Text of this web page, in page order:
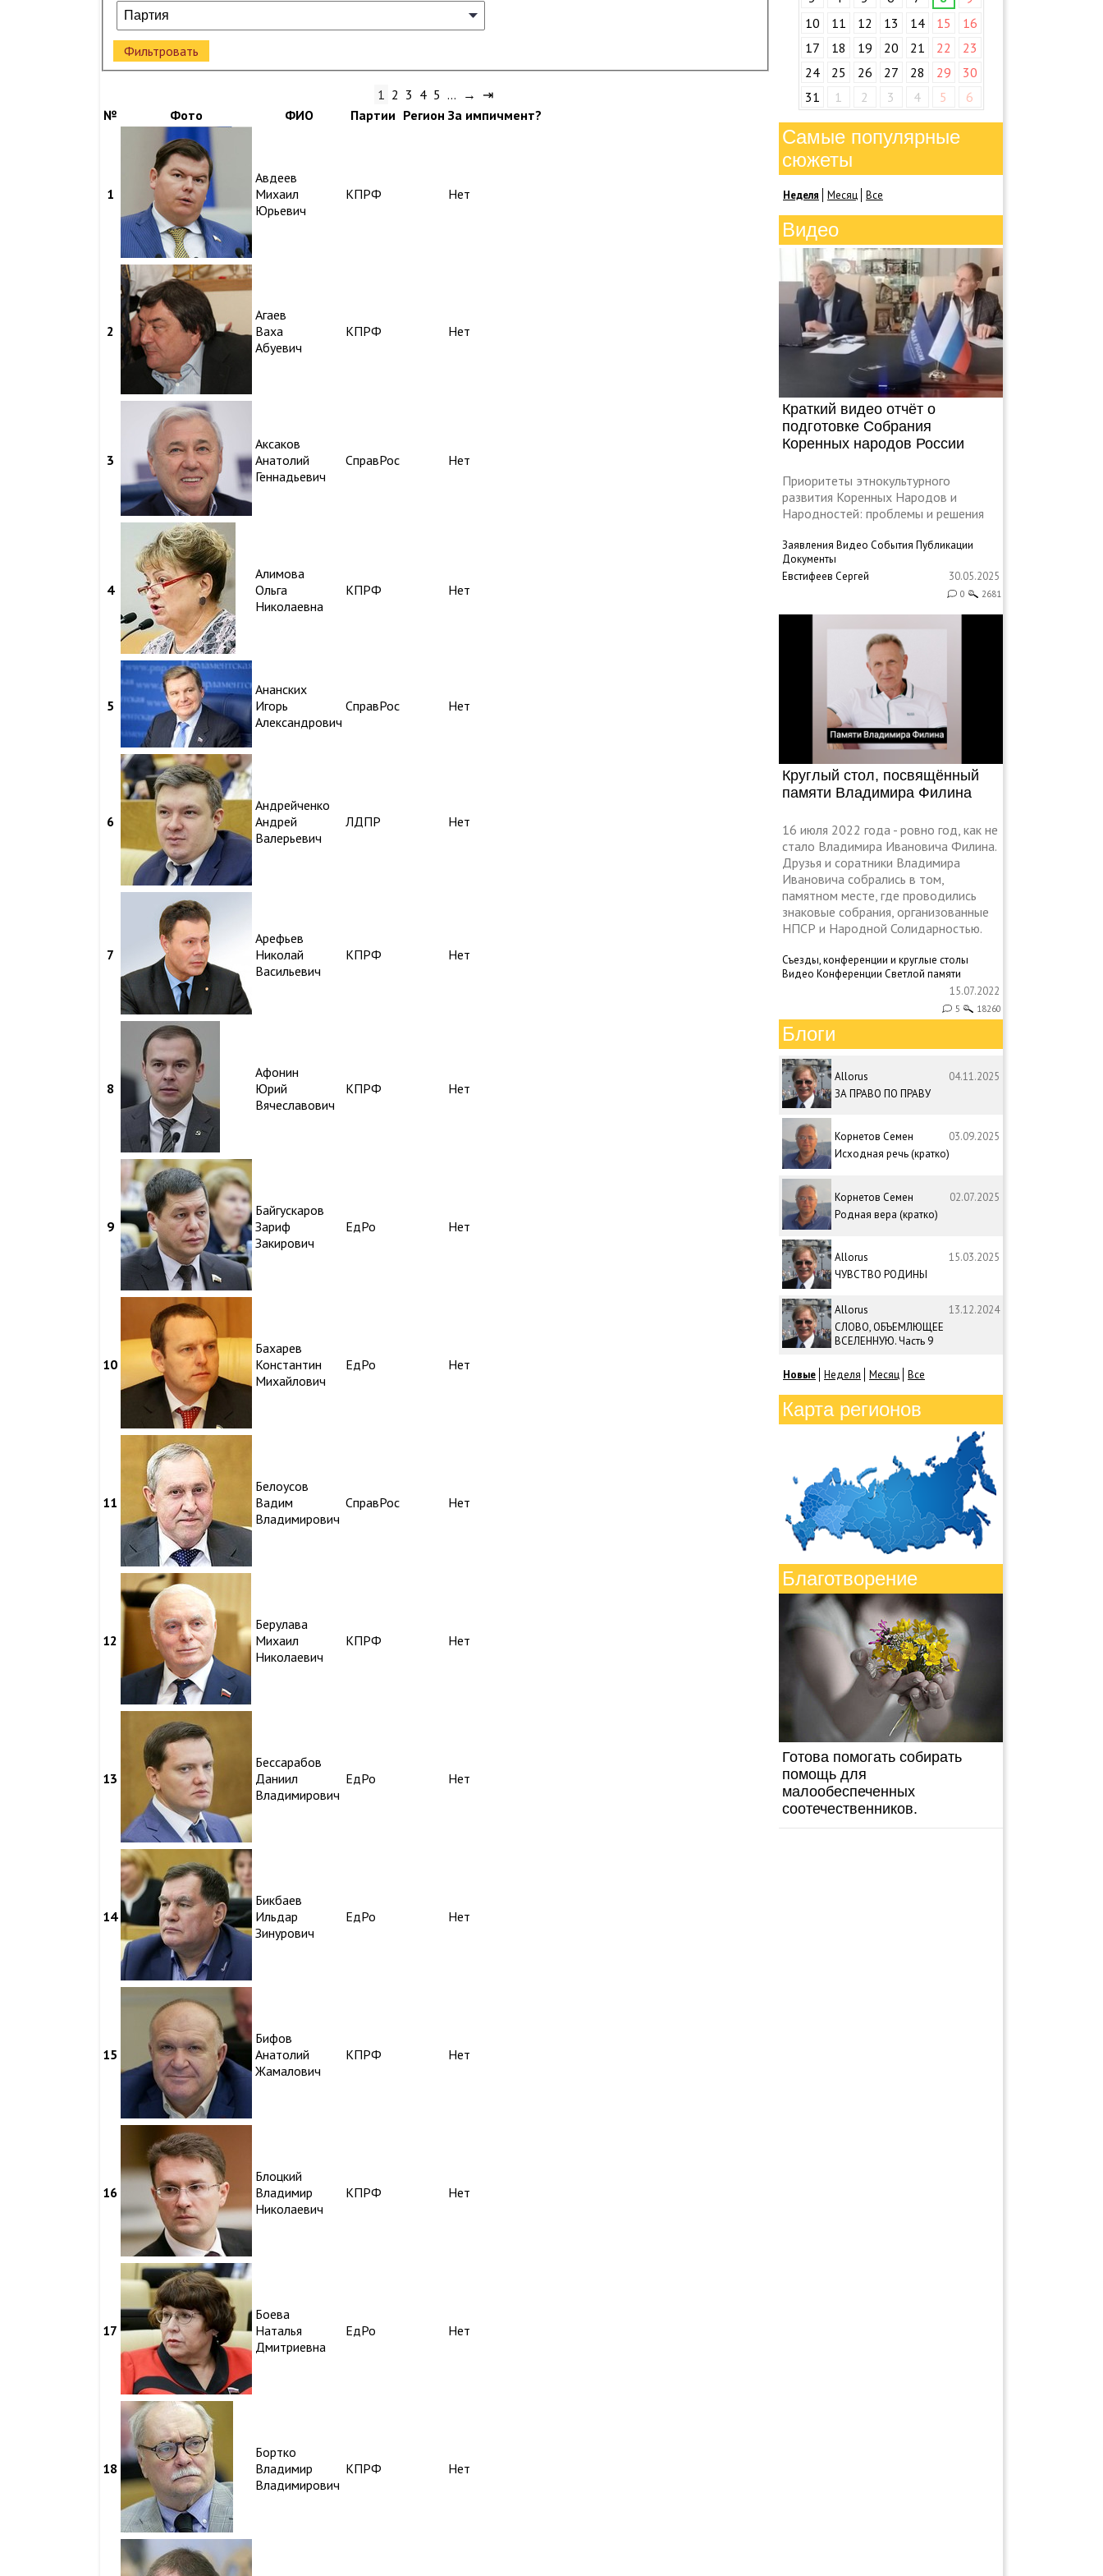
Фильтровать
1 2 3 4 5 … → ⇥
№
Фото ФИО Партии Регион За импичмент?
1
Авдеев
Михаил
Юрьевич
КПРФ Нет
2
Агаев
Ваха
Абуевич
КПРФ Нет
3
Аксаков
Анатолий
Геннадьевич
СправРос Нет
4
Алимова
Ольга
Николаевна
КПРФ Нет
5
Ананских
Игорь
Александрович
СправРос Нет
6
Андрейченко
Андрей
Валерьевич
ЛДПР Нет
7
Арефьев
Николай
Васильевич
КПРФ Нет
8
Афонин
Юрий
Вячеславович
КПРФ Нет
9
Байгускаров
Зариф
Закирович
ЕдРо Нет
10
Бахарев
Константин
Михайлович
ЕдРо Нет
11
Белоусов
Вадим
Владимирович
СправРос Нет
12
Берулава
Михаил
Николаевич
КПРФ Нет
13
Бессарабов
Даниил
Владимирович
ЕдРо Нет
14
Бикбаев
Ильдар
Зинурович
ЕдРо Нет
15
Бифов
Анатолий
Жамалович
КПРФ Нет
16
Блоцкий
Владимир
Николаевич
КПРФ Нет
17
Боева
Наталья
Дмитриевна
ЕдРо Нет
18
Бортко
Владимир
Владимирович
КПРФ Нет
10
11 12 13 14 15
16
17
18 19 20 21 22
23
24
25 26 27 28 29
30
31
1 2 3 4 5 6
Самые популярные
сюжеты
Неделя Месяц Все
Видео
Краткий видео отчёт о
подготовке Собрания
Коренных народов России
Приоритеты этнокультурного
развития Коренных Народов и
Народностей: проблемы и решения
Заявления Видео События Публикации
Документы
Евстифеев Сергей
30.05.2025
0 2681
Круглый стол, посвящённый
памяти Владимира Филина
16 июля 2022 года - ровно год, как не
стало Владимира Ивановича Филина.
Друзья и соратники Владимира
Ивановича собрались в том,
памятном месте, где проводились
знаковые собрания, организованные
НПСР и Народной Солидарностью.
Съезды, конференции и круглые столы
Видео Конференции Светлой памяти
15.07.2022
5 18260
Блоги
Allorus
04.11.2025
ЗА ПРАВО ПО ПРАВУ
Корнетов Семен
03.09.2025
Исходная речь (кратко)
Корнетов Семен
02.07.2025
Родная вера (кратко)
Allorus
15.03.2025
ЧУВСТВО РОДИНЫ
Allorus
13.12.2024
СЛОВО, ОБЪЕМЛЮЩЕЕ
ВСЕЛЕННУЮ. Часть 9
Новые Неделя Месяц Все
Карта регионов
Благотворение
Готова помогать собирать
помощь для
малообеспеченных
соотечественников.